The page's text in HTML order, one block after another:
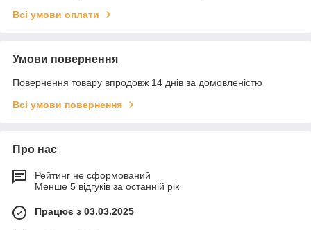
Всі умови оплати
Умови повернення
Повернення товару впродовж 14 днів за домовленістю
Всі умови повернення
Про нас
Рейтинг не сформований
Менше 5 відгуків за останній рік
Працює з 03.03.2025